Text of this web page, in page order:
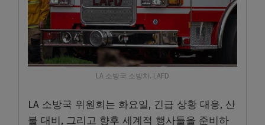
LA 소방국 소방차. LAFD
LA 소방국 위원회는 화요일, 긴급 상황 대응, 산
불 대비, 그리고 향후 세계적 행사들을 준비하